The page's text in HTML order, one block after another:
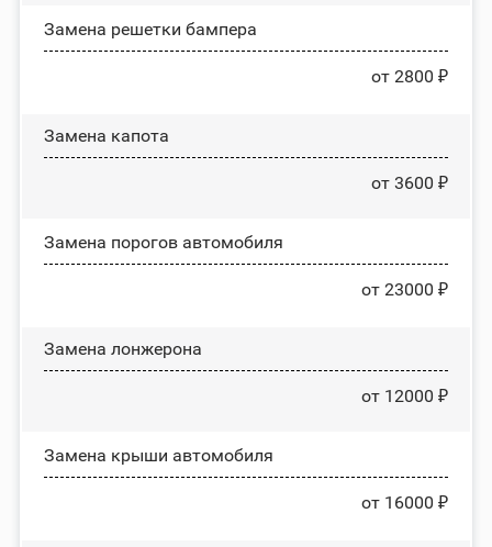
Замена решетки бампера
от 2800 ₽
Замена капота
от 3600 ₽
Замена порогов автомобиля
от 23000 ₽
Замена лонжерона
от 12000 ₽
Замена крыши автомобиля
от 16000 ₽